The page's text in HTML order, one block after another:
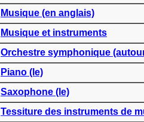
Musique (en anglais)
Musique et instruments
Orchestre symphonique
Piano (le)
Saxophone (le)
Tessiture des instruments de